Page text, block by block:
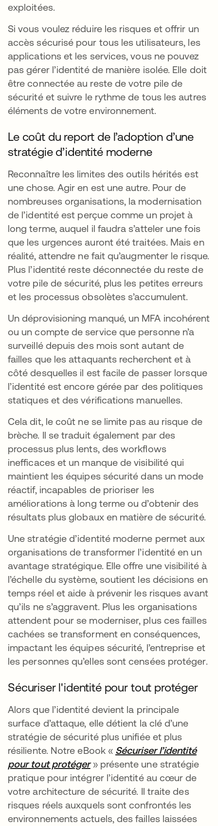
exploitées.
Si vous voulez réduire les risques et offrir un
accès sécurisé pour tous les utilisateurs, les
applications et les services, vous ne pouvez
pas gérer l’identité de manière isolée. Elle doit
être connectée au reste de votre pile de
sécurité et suivre le rythme de tous les autres
éléments de votre environnement.
Le coût du report de l’adoption d’une
stratégie d’identité moderne
Reconnaître les limites des outils hérités est
une chose. Agir en est une autre. Pour de
nombreuses organisations, la modernisation
de l’identité est perçue comme un projet à
long terme, auquel il faudra s’atteler une fois
que les urgences auront été traitées. Mais en
réalité, attendre ne fait qu’augmenter le risque.
Plus l’identité reste déconnectée du reste de
votre pile de sécurité, plus les petites erreurs
et les processus obsolètes s’accumulent.
Un déprovisioning manqué, un MFA incohérent
ou un compte de service que personne n’a
surveillé depuis des mois sont autant de
failles que les attaquants recherchent et à
côté desquelles il est facile de passer lorsque
l’identité est encore gérée par des politiques
statiques et des vérifications manuelles.
Cela dit, le coût ne se limite pas au risque de
brèche. Il se traduit également par des
processus plus lents, des workflows
inefficaces et un manque de visibilité qui
maintient les équipes sécurité dans un mode
réactif, incapables de prioriser les
améliorations à long terme ou d’obtenir des
résultats plus globaux en matière de sécurité.
Une stratégie d’identité moderne permet aux
organisations de transformer l’identité en un
avantage stratégique. Elle offre une visibilité à
l’échelle du système, soutient les décisions en
temps réel et aide à prévenir les risques avant
qu’ils ne s’aggravent. Plus les organisations
attendent pour se moderniser, plus ces failles
cachées se transforment en conséquences,
impactant les équipes sécurité, l’entreprise et
les personnes qu’elles sont censées protéger.
Sécuriser l'identité pour tout protéger
Alors que l’identité devient la principale
surface d’attaque, elle détient la clé d’une
stratégie de sécurité plus unifiée et plus
résiliente. Notre eBook « Sécuriser l’identité
pour tout protéger» présente une stratégie
pratique pour intégrer l’identité au cœur de
votre architecture de sécurité. Il traite des
risques réels auxquels sont confrontés les
environnements actuels, des failles laissées